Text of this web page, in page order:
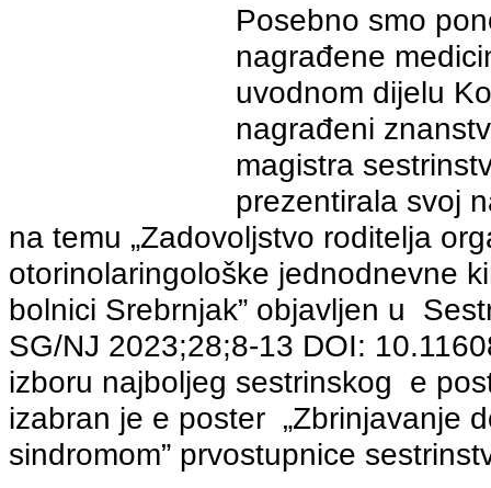
Posebno smo
nagrađene
uvodnom dijelu
nagrađeni
magistra
prezentirala svoj
na temu „Zadovoljstvo roditelja
otorinolaringološke jednodnevne
bolnici Srebrnjak” objavljen u
SG/NJ 2023;28;8-13 DOI:
izboru najboljeg sestrinskog e
izabran je e poster „Zbrinjavanje
sindromom” prvostupnice